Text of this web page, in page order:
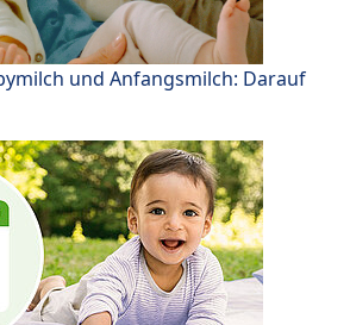
und Anfangsmilch: Darauf